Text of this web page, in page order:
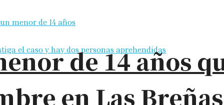
en Las
de 14 años